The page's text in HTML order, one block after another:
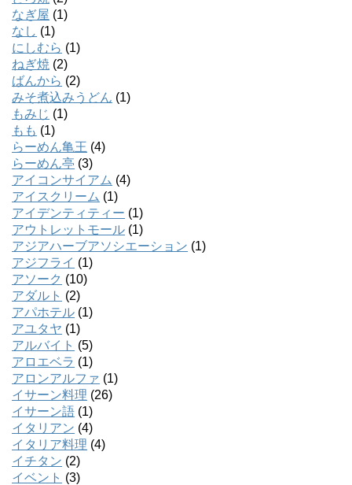
なぎ屋 (1)
なし (1)
にしむら (1)
ねぎ焼 (2)
ばんから (2)
みそ煮込みうどん (1)
もみじ (1)
もも (1)
らーめん亀王 (4)
らーめん亭 (3)
アイコンサイアム (4)
アイスクリーム (1)
アイデンティティー (1)
アウトレットモール (1)
アジアハーブアソシエーション (1)
アジフライ (1)
アソーク (10)
アダルト (2)
アパホテル (1)
アユタヤ (1)
アルバイト (5)
アロエベラ (1)
アロンアルファ (1)
イサーン料理 (26)
イサーン語 (1)
イタリアン (4)
イタリア料理 (4)
イチタン (2)
イベント (3)